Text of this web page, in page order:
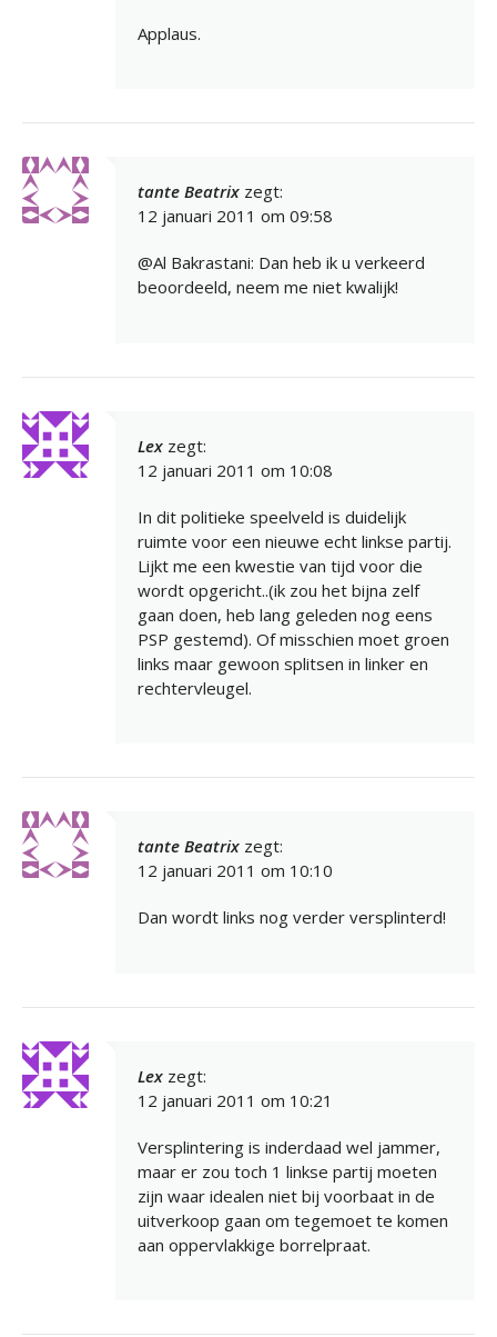
Applaus.
tante Beatrix zegt:
12 januari 2011 om 09:58
@Al Bakrastani: Dan heb ik u verkeerd
beoordeeld, neem me niet kwalijk!
Lex zegt:
12 januari 2011 om 10:08
In dit politieke speelveld is duidelijk
ruimte voor een nieuwe echt linkse partij.
Lijkt me een kwestie van tijd voor die
wordt opgericht..(ik zou het bijna zelf
gaan doen, heb lang geleden nog eens
PSP gestemd). Of misschien moet groen
links maar gewoon splitsen in linker en
rechtervleugel.
tante Beatrix zegt:
12 januari 2011 om 10:10
Dan wordt links nog verder versplinterd!
Lex zegt:
12 januari 2011 om 10:21
Versplintering is inderdaad wel jammer,
maar er zou toch 1 linkse partij moeten
zijn waar idealen niet bij voorbaat in de
uitverkoop gaan om tegemoet te komen
aan oppervlakkige borrelpraat.